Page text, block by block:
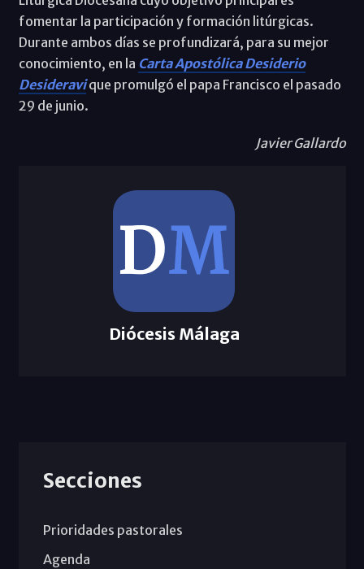
fomentar la participación y formación litúrgicas.
Durante ambos días se profundizará, para su mejor
conocimiento, en la Carta Apostólica Desiderio
Desideravique promulgó el papa Francisco el pasado
29 de junio.
Javier Gallardo
Diócesis Málaga
Secciones
Prioridades pastorales
Agenda